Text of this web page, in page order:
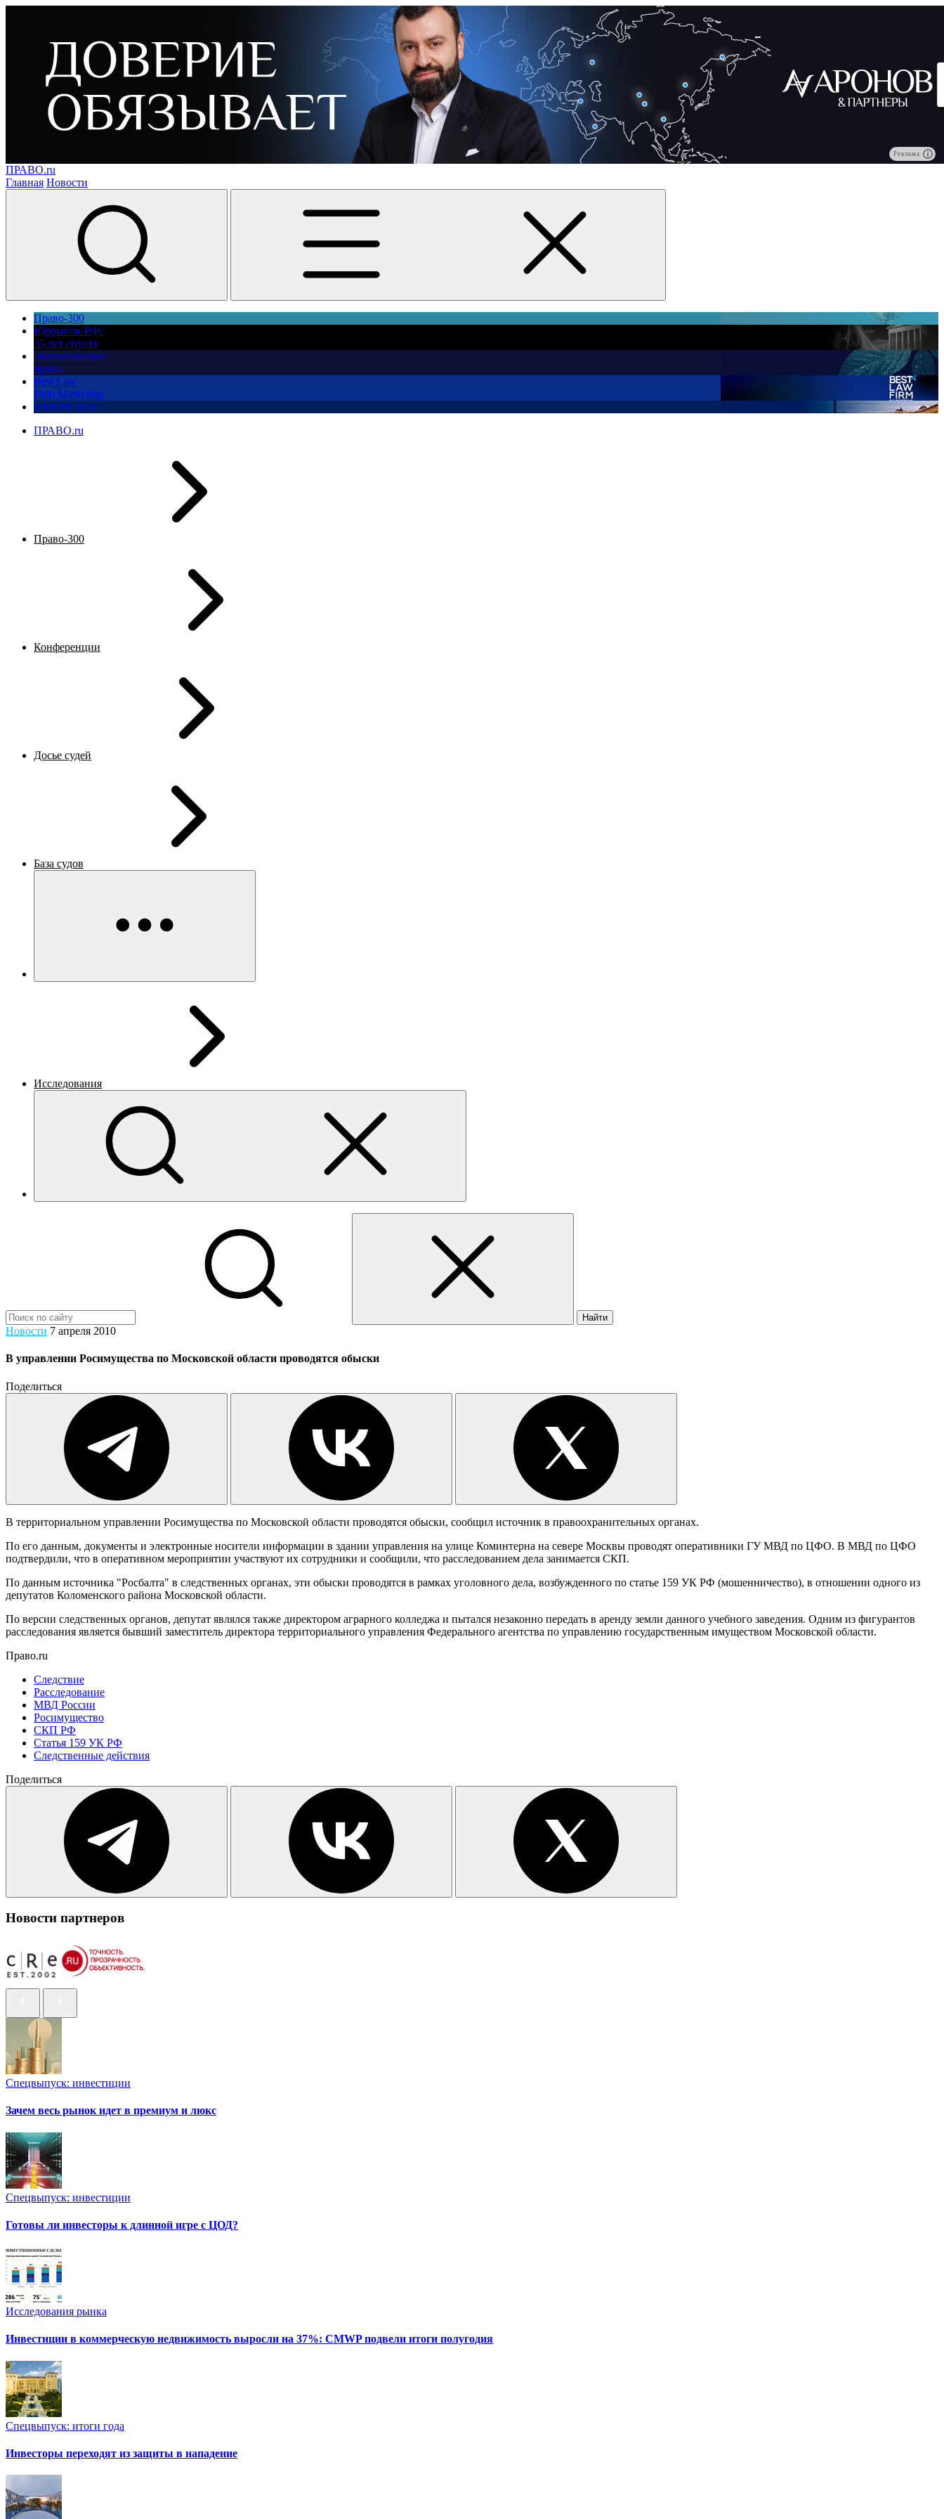
Реклама
ПРАВО.ru
Главная Новости
Право-300
Юррынок РФ:
35 лет спустя
Экологическое
право
Best Law
Firm Marketing
ПМЮФ 2026
ПРАВО.ru
Право-300
Конференции
Досье судей
База судов
Исследования
Найти
Новости 7 апреля 2010
В управлении Росимущества по Московской области проводятся обыски
Поделиться
В территориальном управлении Росимущества по Московской области проводятся обыски, сообщил источник в правоохранительных органах.
По его данным, документы и электронные носители информации в здании управления на улице Коминтерна на севере Москвы проводят оперативники ГУ МВД по ЦФО. В МВД по ЦФО
подтвердили, что в оперативном мероприятии участвуют их сотрудники и сообщили, что расследованием дела занимается СКП.
По данным источника "Росбалта" в следственных органах, эти обыски проводятся в рамках уголовного дела, возбужденного по статье 159 УК РФ (мошенничество), в отношении одного из
депутатов Коломенского района Московской области.
По версии следственных органов, депутат являлся также директором аграрного колледжа и пытался незаконно передать в аренду земли данного учебного заведения. Одним из фигурантов
расследования является бывший заместитель директора территориального управления Федерального агентства по управлению государственным имуществом Московской области.
Право.ru
Следствие
Расследование
МВД России
Росимущество
СКП РФ
Статья 159 УК РФ
Следственные действия
Поделиться
Новости партнеров
Спецвыпуск: инвестиции
Зачем весь рынок идет в премиум и люкс
Спецвыпуск: инвестиции
Готовы ли инвесторы к длинной игре с ЦОД?
Исследования рынка
Инвестиции в коммерческую недвижимость выросли на 37%: CMWP подвели итоги полугодия
Спецвыпуск: итоги года
Инвесторы переходят из защиты в нападение